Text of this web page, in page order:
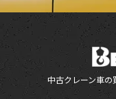
中古クレーン車